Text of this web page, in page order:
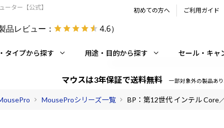
ーター【公式】
製品レビュー： 4.6）
初めての方へ ご利用ガイド
タイプから探す 用途・目的から探す セール・キャ
マウスは3年保証で送料無料 一部対象外の製品あ
MouseProシリーズ一覧 BP：第12世代 インテル Core